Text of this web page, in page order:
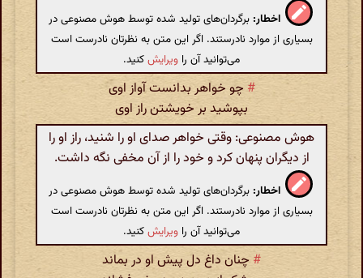
اخطار: برگردان‌های تولید شده توسط هوش مصنوعی در
بسیاری از موارد نادرستند. اگر این متن به نظرتان نادرست است
می‌توانید آن را ویرایشکنید.
# چو خواهر بدانست آواز اوی
بپوشید بر خویشتن راز اوی
هوش مصنوعی: وقتی خواهر صدای او را شنید، راز او را
از دیگران پنهان کرد و خود را از آن مخفی نگه داشت.
اخطار: برگردان‌های تولید شده توسط هوش مصنوعی در
بسیاری از موارد نادرستند. اگر این متن به نظرتان نادرست است
می‌توانید آن را ویرایشکنید.
# چنان داغ دل پیش او در بماند